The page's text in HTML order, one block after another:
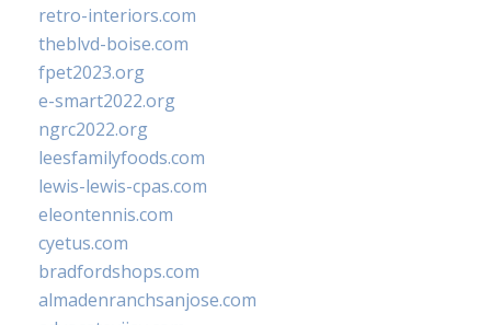
retro-interiors.com
theblvd-boise.com
fpet2023.org
e-smart2022.org
ngrc2022.org
leesfamilyfoods.com
lewis-lewis-cpas.com
eleontennis.com
cyetus.com
bradfordshops.com
almadenranchsanjose.com